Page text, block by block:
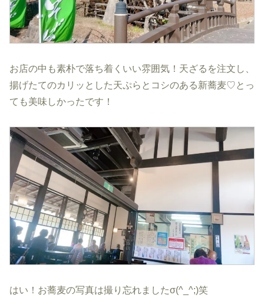
お店の中も素朴で落ち着くいい雰囲気！天ざるを注文し、
揚げたてのカリッとした天ぷらとコシのある新蕎麦♡とっ
ても美味しかったです！
はい！お蕎麦の写真は撮り忘れましたσ(^_^;)笑